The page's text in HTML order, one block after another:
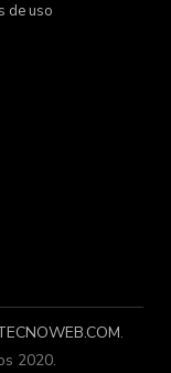
de uso
.
2020.